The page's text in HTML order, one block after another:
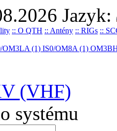
Jazyk:
:: O QTH :: Antény :: RIGs ::
OM3LA (1) IS0/OM8A (1)
(VHF)
systému